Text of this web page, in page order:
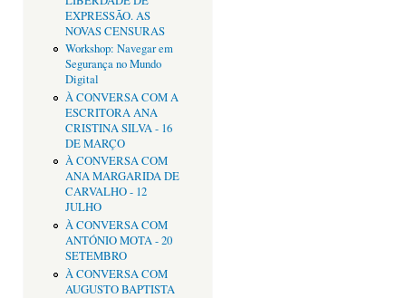
EXPRESSÃO. AS
NOVAS CENSURAS
Workshop: Navegar em
Segurança no Mundo
Digital
À CONVERSA COM A
ESCRITORA ANA
CRISTINA SILVA - 16
DE MARÇO
À CONVERSA COM
ANA MARGARIDA DE
CARVALHO - 12
JULHO
À CONVERSA COM
ANTÓNIO MOTA - 20
SETEMBRO
À CONVERSA COM
AUGUSTO BAPTISTA